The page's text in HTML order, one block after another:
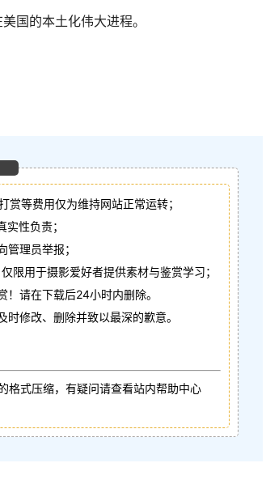
国的本土化伟大进程。
等费用仅为维持网站正常运转；
性负责；
理员举报；
限用于摄影爱好者提供素材与鉴赏学习；
请在下载后24小时内删除。
修改、删除并致以最深的歉意。
格式压缩，有疑问请查看站内帮助中心